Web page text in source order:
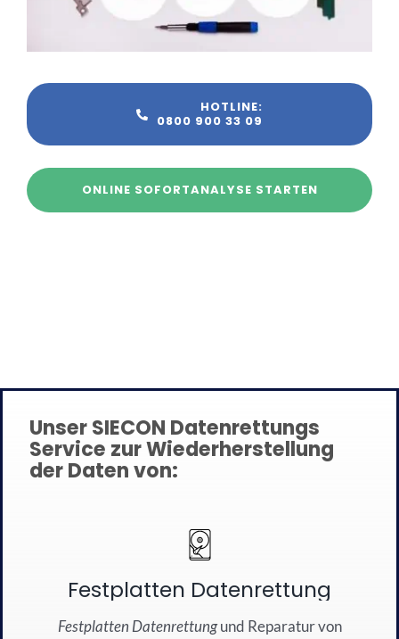
HOTLINE:
0800 900 33 09
ONLINE SOFORTANALYSE STARTEN
Unser SIECON Datenrettungs
Service zur Wiederherstellung
der Daten von:
Festplatten Datenrettung
Festplatten Datenrettungund Reparaturvon